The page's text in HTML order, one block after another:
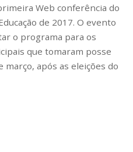
Web conferência do
de 2017. O evento
o programa para os
que tomaram posse
após as eleições do